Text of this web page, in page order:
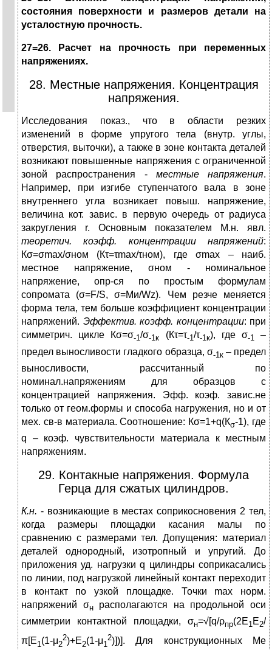
состояния поверхности и размеров детали на
усталостную прочность.
27=26. Расчет на прочность при переменных
напряжениях.
28. Местные напряжения. Концентрация
напряжения.
Исследования показ., что в области резких
изменений в форме упругого тела (внутр. углы,
отверстия, выточки), а также в зоне контакта деталей
возникают повышенные напряжения с ограниченной
зоной распространения - местные напряжения.
Например, при изгибе ступенчатого вала в зоне
внутреннего угла возникает повыш. напряжение,
величина кот. завис. в первую очередь от радиуса
закругления r. Основным показателем М.н. явл.
теоретич. коэфф. концентрации напряжений:
Кσ=σmax/σном (Кτ=τmax/τном), где σmax – наиб.
местное напряжение, σном - номинальное
напряжение, опр-ся по простым формулам
сопромата (σ=F/S, σ=Ми/Wz). Чем резче меняется
форма тела, тем больше коэффициент концентрации
напряжений. Эффектив. коэфф. концентрации: при
симметрич. цикле Кσ=σ-1/σ-1к (Кτ=τ-1/τ-1к), где σ-1 –
предел выносливости гладкого образца, σ-1к– предел
выносливости, рассчитанный по
номинал.напряжениям для образцов с
концентрацией напряжения. Эфф. коэф. завис.не
только от геом.формы и способа нагружения, но и от
мех. св-в материала. Соотношение: Кσ=1+q(Кσ-1), где
q – коэф. чувствительности материала к местным
напряжениям.
29. Контакные напряжения. Формула
Герца для сжатых цилиндров.
К.н. - возникающие в местах соприкосновения 2 тел,
когда размеры площадки касания малы по
сравнению с размерами тел. Допущения: материал
деталей однородный, изотропный и упругий. До
приложения уд. нагрузки q цилиндры соприкасались
по линии, под нагрузкой линейный контакт переходит
в контакт по узкой площадке. Точки max норм.
напряжений σнрасполагаются на продольной оси
симметрии контактной площадки, σн=√[q/ρпр(2Е1Е2/
π[Е1 (1-μ2
2)+Е2(1-μ1
2)])]. Для конструкционных Ме